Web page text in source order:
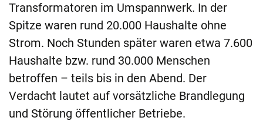
Transformatoren im Umspannwerk. In der
Spitze waren rund 20.000 Haushalte ohne
Strom. Noch Stunden später waren etwa 7.600
Haushalte bzw. rund 30.000 Menschen
betroffen – teils bis in den Abend. Der
Verdacht lautet auf vorsätzliche Brandlegung
und Störung öffentlicher Betriebe.